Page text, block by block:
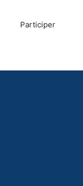
Participer